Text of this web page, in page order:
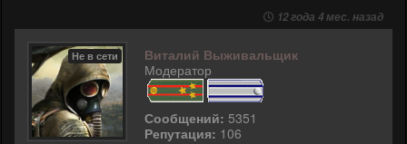
12 года 4 мес. назад
Не в сети
Виталий Выживальщик
Модератор
Сообщений: 5351
Репутация: 106